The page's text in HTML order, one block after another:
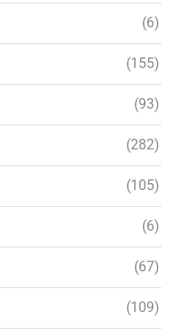
(6)
(155)
(93)
(282)
(105)
(6)
(67)
(109)